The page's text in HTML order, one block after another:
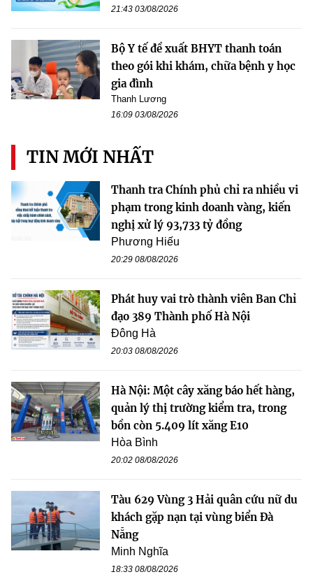
21:43 03/08/2026
Bộ Y tế đề xuất BHYT thanh toán
theo gói khi khám, chữa bệnh y học
gia đình
Thanh Lương
16:09 03/08/2026
TIN MỚI NHẤT
Thanh tra Chính phủ chỉ ra nhiều vi
phạm trong kinh doanh vàng, kiến
nghị xử lý 93,733 tỷ đồng
Phương Hiếu
20:29 08/08/2026
Phát huy vai trò thành viên Ban Chỉ
đạo 389 Thành phố Hà Nội
Đông Hà
20:03 08/08/2026
Hà Nội: Một cây xăng báo hết hàng,
quản lý thị trường kiểm tra, trong
bồn còn 5.409 lít xăng E10
Hòa Bình
20:02 08/08/2026
Tàu 629 Vùng 3 Hải quân cứu nữ du
khách gặp nạn tại vùng biển Đà
Nẵng
Minh Nghĩa
18:33 08/08/2026